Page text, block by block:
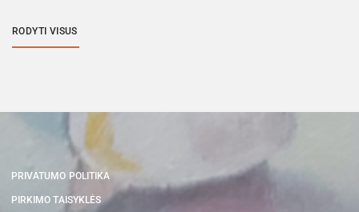
RODYTI VISUS
PRIVATUMO POLITIKA
PIRKIMO TAISYKLĖS